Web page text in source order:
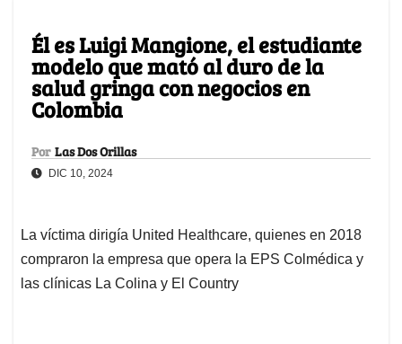
Él es Luigi Mangione, el estudiante
modelo que mató al duro de la
salud gringa con negocios en
Colombia
Por Las Dos Orillas
DIC 10, 2024
La víctima dirigía United Healthcare, quienes en 2018
compraron la empresa que opera la EPS Colmédica y
las clínicas La Colina y El Country